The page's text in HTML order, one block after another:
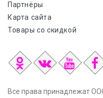
Партнёры
Карта сайта
Товары со скидкой
Все права принадлежат